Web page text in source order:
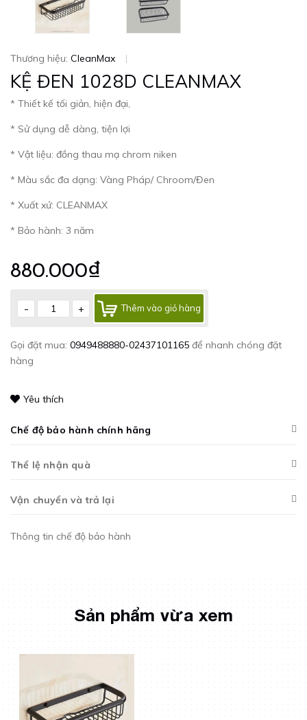
Thương hiệu: CleanMax |
KỆ ĐEN 1028D CLEANMAX
* Thiết kế tối giản, hiện đại,
* Sử dụng dễ dàng, tiện lợi
* Vật liệu: đồng thau mạ chrom niken
* Màu sắc đa dạng: Vàng Pháp/ Chroom/Đen
* Xuất xứ: CLEANMAX
* Bảo hành: 3 năm
880.000₫
- + Thêm vào giỏ hàng
Gọi đặt mua: 0949488880-02437101165 để nhanh chóng đặt
hàng
Yêu thích
Chế độ bảo hành chính hãng
Thể lệ nhận quà
Vận chuyển và trả lại
Thông tin chế độ bảo hành
Sản phẩm vừa xem